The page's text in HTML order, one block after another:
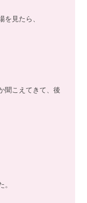
見たら、
聞こえてきて、後